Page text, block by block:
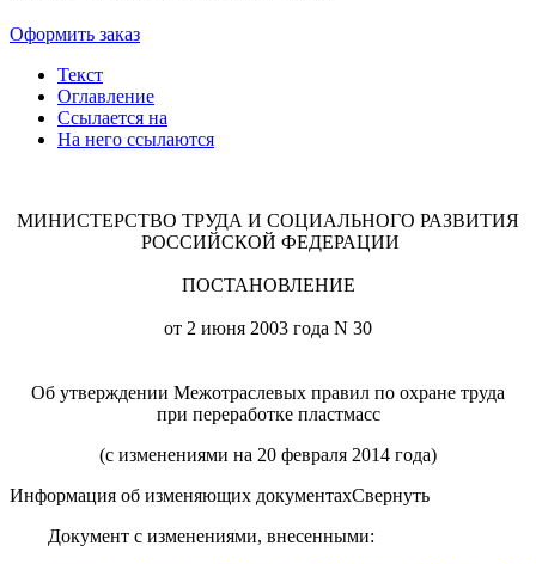
Оформить заказ
Текст
Оглавление
Ссылается на
На него ссылаются
МИНИСТЕРСТВО ТРУДА И СОЦИАЛЬНОГО РАЗВИТИЯ
РОССИЙСКОЙ ФЕДЕРАЦИИ
ПОСТАНОВЛЕНИЕ
от 2 июня 2003 года N 30
Об утверждении Межотраслевых правил по охране труда
при переработке пластмасс
(с изменениями на 20 февраля 2014 года)
Информация об изменяющих документахСвернуть
Документ с изменениями, внесенными: